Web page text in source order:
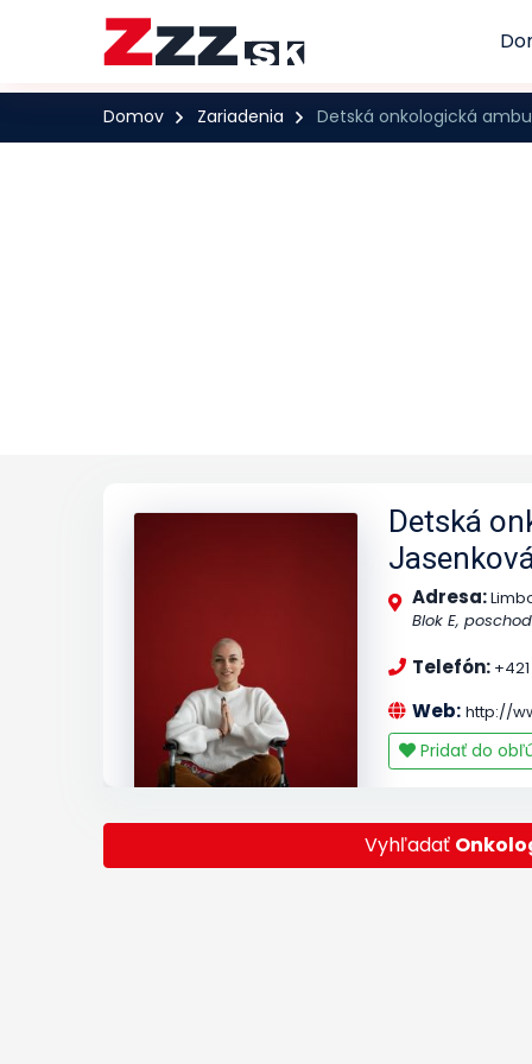
Domov Zariadenia Detská onkologická
Detská
Adresa:
Blok E,
Telefón:
Web: http://
Pridať do
Vyhľadať